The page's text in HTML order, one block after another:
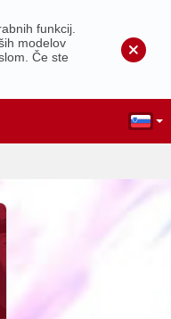
funkcij.
modelov
Če ste